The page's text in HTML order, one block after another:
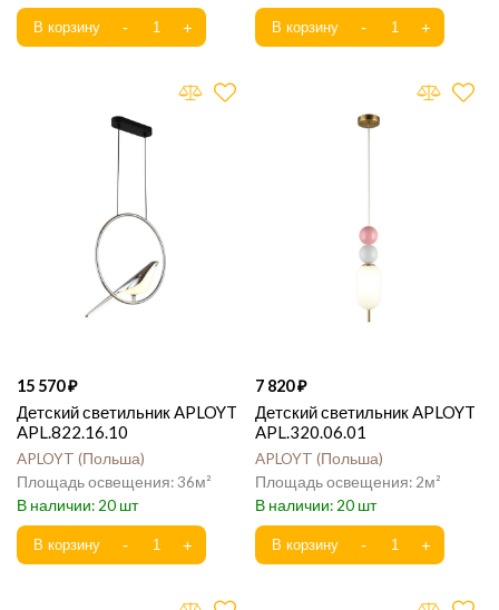
15 570
Детский светильник APLOYT
APL.822.16.10
APLOYT Польша
36
20
7 820
Детский светильник APLOYT
APL.320.06.01
APLOYT Польша
2
20